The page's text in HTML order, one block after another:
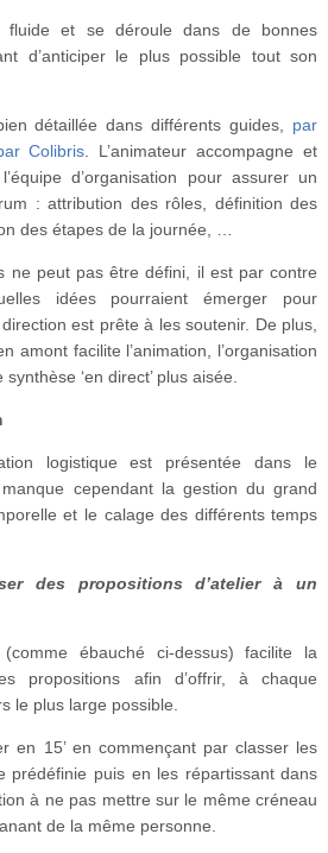
et se déroule dans de bonnes
d’anticiper le plus possible tout son
détaillée dans différents guides, par
Colibris . L’animateur accompagne et
d’organisation pour assurer un
: attribution des rôles, définition des
des étapes de la journée, …
ne peut pas être défini, il est par contre
idées pourraient émerger pour
est prête à les soutenir. De plus,
amont facilite l’animation, l’organisation
‘en direct’ plus aisée.
logistique est présentée dans le
cependant la gestion du grand
et le calage des différents temps
des propositions d’atelier à un
(comme ébauché ci-dessus) facilite la
propositions afin d’offrir, à chaque
le plus large possible.
en 15’ en commençant par classer les
prédéfinie puis en les répartissant dans
à ne pas mettre sur le même créneau
de la même personne.